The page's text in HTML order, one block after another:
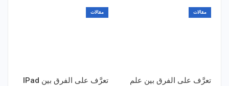
مقالات
تعرَّف على الفرق بين علم
مقالات
تعرَّف على الفرق بين IPad